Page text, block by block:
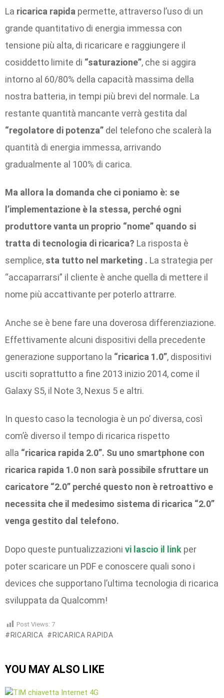
La ricarica rapida permette, attraverso l’uso di un
grande quantitativo di energia immessa con
tensione più alta, di ricaricare e raggiungere il
cosiddetto limite di “saturazione”, che si aggira
intorno al 60/80% della capacità massima della
nostra batteria, in tempi più brevi del normale. La
restante quantità mancante verrà gestita dal
“regolatore di potenza” del telefono che scalerà la
quantità di energia immessa, arrivando
gradualmente al 100% di carica.
Ma allora la domanda che ci poniamo è: se
l’implementazione è la stessa, perché ogni
produttore vanta un proprio “nome” quando si
tratta di tecnologia di ricarica? La risposta è
semplice, sta tutto nel marketing . La strategia per
“accaparrarsi” il cliente è anche quella di mettere il
nome più accattivante per poterlo attrarre.
Anche se è bene fare una doverosa differenziazione.
Effettivamente alcuni dispositivi della precedente
generazione supportano la “ricarica 1.0”, dispositivi
usciti soprattutto a fine 2013 inizio 2014, come il
Galaxy S5, il Note 3, Nexus 5 e altri.
In questo caso la tecnologia è un po’ diversa, così
com’è diverso il tempo di ricarica rispetto
alla “ricarica rapida 2.0”. Su uno smartphone con
ricarica rapida 1.0 non sarà possibile sfruttare un
caricatore “2.0” perché questo non è retroattivo e
necessita che il medesimo sistema di ricarica “2.0”
venga gestito dal telefono.
Dopo queste puntualizzazioni vi lascio il link per
poter scaricare un PDF e conoscere quali sono i
devices che supportano l’ultima tecnologia di ricarica
sviluppata da Qualcomm!
Post Views: 7
RICARICA RICARICA RAPIDA
YOU MAY ALSO LIKE